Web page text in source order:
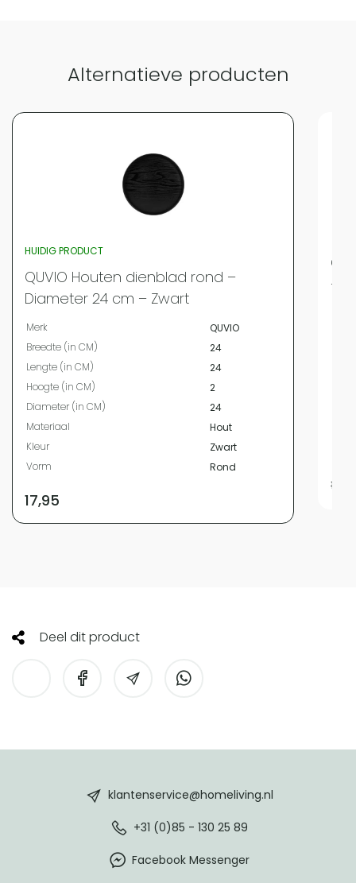
Alternatieve producten
HUIDIG PRODUCT
QUVIO Houten dienblad rond –
Diameter 24 cm – Zwart
Merk
QUVIO
Breedte (in CM)
24
Lengte (in CM)
24
Hoogte (in CM)
2
Diameter (in CM)
24
Materiaal
Hout
Kleur
Zwart
Vorm
Rond
17,95
–
19,95
Deel dit product
klantenservice@homeliving.nl
+31 (0)85 - 130 25 89
Facebook Messenger